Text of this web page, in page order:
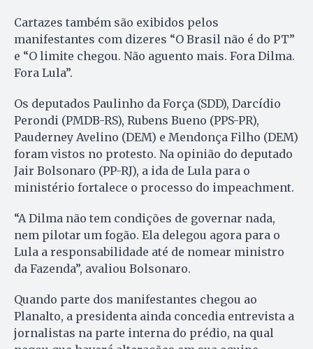
Cartazes também são exibidos pelos
manifestantes com dizeres “O Brasil não é do PT”
e “O limite chegou. Não aguento mais. Fora Dilma.
Fora Lula”.
Os deputados Paulinho da Força (SDD), Darcídio
Perondi (PMDB-RS), Rubens Bueno (PPS-PR),
Pauderney Avelino (DEM) e Mendonça Filho (DEM)
foram vistos no protesto. Na opinião do deputado
Jair Bolsonaro (PP-RJ), a ida de Lula para o
ministério fortalece o processo do impeachment.
“A Dilma não tem condições de governar nada,
nem pilotar um fogão. Ela delegou agora para o
Lula a responsabilidade até de nomear ministro
da Fazenda”, avaliou Bolsonaro.
Quando parte dos manifestantes chegou ao
Planalto, a presidenta ainda concedia entrevista a
jornalistas na parte interna do prédio, na qual